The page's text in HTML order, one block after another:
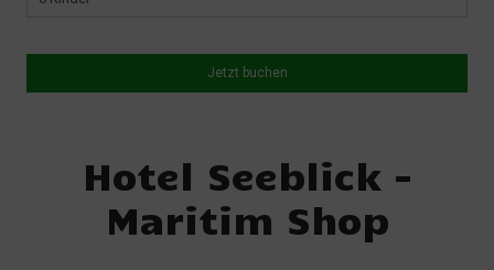
Jetzt buchen
Hotel Seeblick -
Maritim Shop